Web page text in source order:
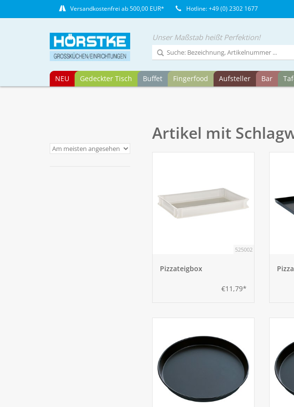
Versandkostenfrei ab 500,00 EUR* Hotline: +49 (0) 2302 1677
Unser Maßstab heißt Perfektion!
NEU Gedeckter Tisch Buffet Fingerfood Aufsteller Bar
Artikel mit
525002
Pizzateigbox
€11,79*